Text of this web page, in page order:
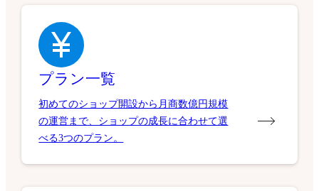
プラン一覧
初めてのショップ開設から月商数億円規模
の運営まで、ショップの成長に合わせて選
べる3つのプラン。